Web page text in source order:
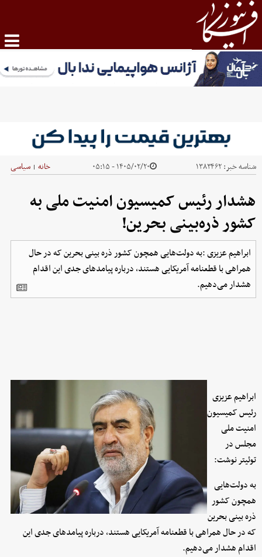
شناسه خبر:۱۳۸۳۴۶۲ ۱۴۰۵/۰۲/۲۰ - ۰۵:۱۵ خانه | سیاسی
هشدار رئیس کمیسیون امنیت ملی به
کشور ذره‌بینی بحرین!
ابراهیم عزیزی :به دولت‌هایی همچون کشور ذره بینی بحرین که در حال
همراهی با قطعنامه آمریکایی هستند، درباره پیامدهای جدی این اقدام
هشدار می‌دهیم.
ابراهیم عزیزی
رئیس کمیسیون
امنیت ملی
مجلس در
توئیتر نوشت:
به دولت‌هایی
همچون کشور
ذره بینی بحرین
که در حال همراهی با قطعنامه آمریکایی هستند، درباره پیامدهای جدی این
اقدام هشدار می‌دهیم.